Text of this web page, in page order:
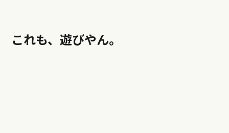
これも、遊びやん。